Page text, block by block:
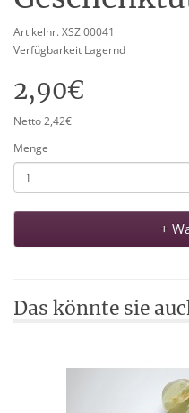
Artikelnr. XSZ 00041
Verfügbarkeit Lagernd
2,90€
Netto 2,42€
Menge
+
Das könnte sie